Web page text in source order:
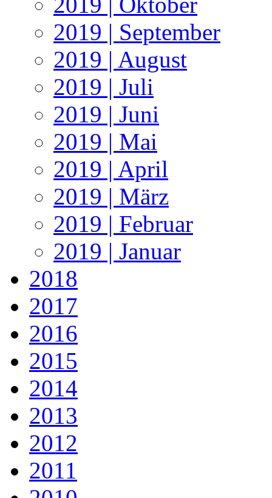
2019 | September
2019 | August
2019 | Juli
2019 | Juni
2019 | Mai
2019 | April
2019 | März
2019 | Februar
2019 | Januar
2018
2017
2016
2015
2014
2013
2012
2011